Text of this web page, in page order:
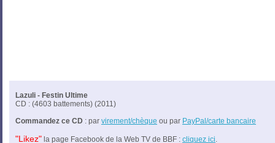
Lazuli - Festin Ultime
CD : (4603 battements) (2011)
Commandez ce CD : par virement/chèque ou par PayPal/carte bancaire
"Likez" la page Facebook de la Web TV de BBF : cliquez ici.